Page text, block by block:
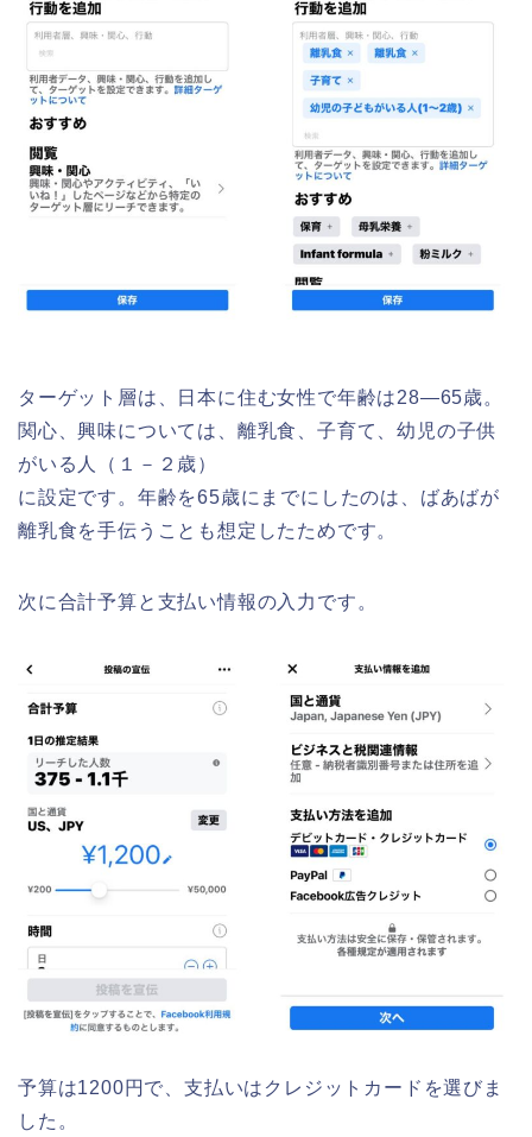
ターゲット層は、日本に住む女性で年齢は28―65歳。
関心、興味については、離乳食、子育て、幼児の子供
がいる人（１－２歳）
に設定です。年齢を65歳にまでにしたのは、ばあばが
離乳食を手伝うことも想定したためです。
次に合計予算と支払い情報の入力です。
予算は1200円で、支払いはクレジットカードを選びま
した。